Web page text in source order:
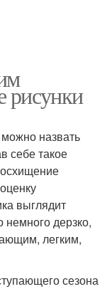
рисунки
назвать
себе такое
выглядит
дерзко,
легким,
сезона